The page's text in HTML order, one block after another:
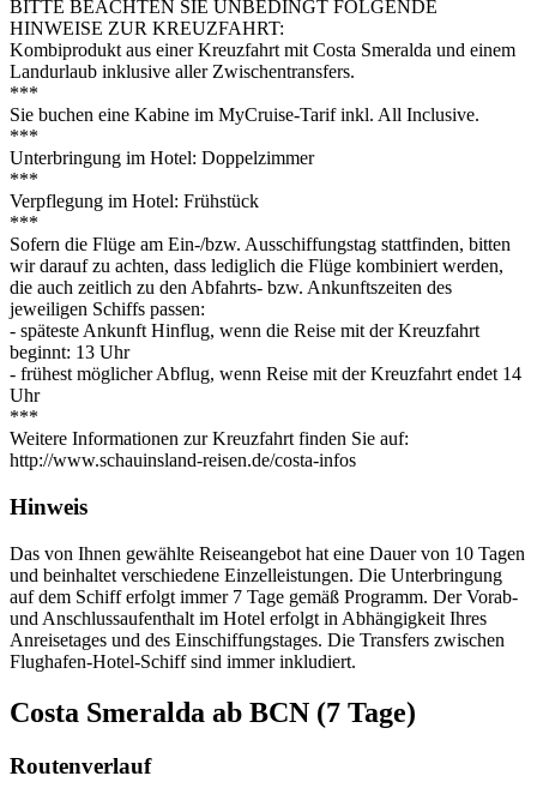
BITTE BEACHTEN SIE UNBEDINGT FOLGENDE
HINWEISE ZUR KREUZFAHRT:
Kombiprodukt aus einer Kreuzfahrt mit Costa Smeralda und einem
Landurlaub inklusive aller Zwischentransfers.
***
Sie buchen eine Kabine im MyCruise-Tarif inkl. All Inclusive.
***
Unterbringung im Hotel: Doppelzimmer
***
Verpflegung im Hotel: Frühstück
***
Sofern die Flüge am Ein-/bzw. Ausschiffungstag stattfinden, bitten
wir darauf zu achten, dass lediglich die Flüge kombiniert werden,
die auch zeitlich zu den Abfahrts- bzw. Ankunftszeiten des
jeweiligen Schiffs passen:
- späteste Ankunft Hinflug, wenn die Reise mit der Kreuzfahrt
beginnt: 13 Uhr
- frühest möglicher Abflug, wenn Reise mit der Kreuzfahrt endet 14
Uhr
***
Weitere Informationen zur Kreuzfahrt finden Sie auf:
http://www.schauinsland-reisen.de/costa-infos
Hinweis
Das von Ihnen gewählte Reiseangebot hat eine Dauer von 10 Tagen
und beinhaltet verschiedene Einzelleistungen. Die Unterbringung
auf dem Schiff erfolgt immer 7 Tage gemäß Programm. Der Vorab-
und Anschlussaufenthalt im Hotel erfolgt in Abhängigkeit Ihres
Anreisetages und des Einschiffungstages. Die Transfers zwischen
Flughafen-Hotel-Schiff sind immer inkludiert.
Costa Smeralda ab BCN (7 Tage)
Routenverlauf